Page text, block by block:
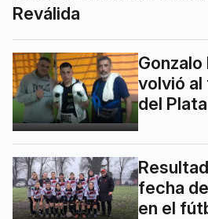
Reválida
Gonzalo
volvió al
del Plata
fecha
en el